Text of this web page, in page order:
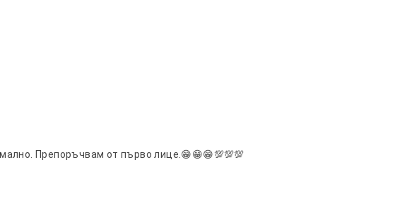
Препоръчвам от първо лице.😁😁😁💯💯💯